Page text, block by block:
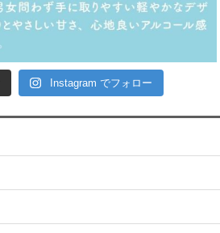
Instagram でフォロー